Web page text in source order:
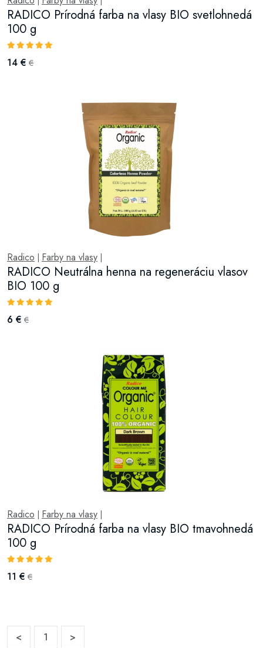
RADICO Prírodná farba na vlasy BIO svetlohnedá
100 g
14 € €
Radico Farby na vlasy
RADICO Neutrálna henna na regeneráciu vlasov
BIO 100 g
6 € €
Radico Farby na vlasy
RADICO Prírodná farba na vlasy BIO tmavohnedá
100 g
11 € €
< 1 >